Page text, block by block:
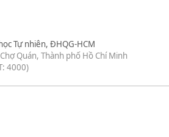
Tự nhiên, ĐHQG-HCM
Quán, Thành phố Hồ Chí Minh
4000)